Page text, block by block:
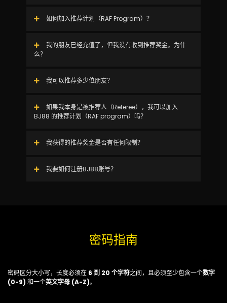
如何加入推荐计划（RAF Program）？
我的朋友已经充值了，但我没有收到推荐奖金。为什
么？
我可以推荐多少位朋友？
如果我本身是被推荐人（Referee），我可以加入
BJ88 的推荐计划（RAF program）吗？
我获得的推荐奖金是否有任何限制？
我要如何注册BJ88账号？
密码指南
密码区分大小写，长度必须在 6 到 20 个字符之间，且必须至少包含一个数字
(0-9) 和一个英文字母 (A-Z)。